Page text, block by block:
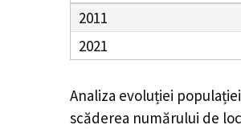
2011
2021
Analiza evoluției
scăderea numărului de